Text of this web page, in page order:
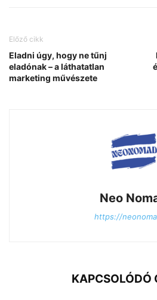
Előző cikk
Eladni úgy, hogy ne tűnj
eladónak – a láthatatlan
marketing művészete
Neo
https://
KAPCSOLÓDÓ